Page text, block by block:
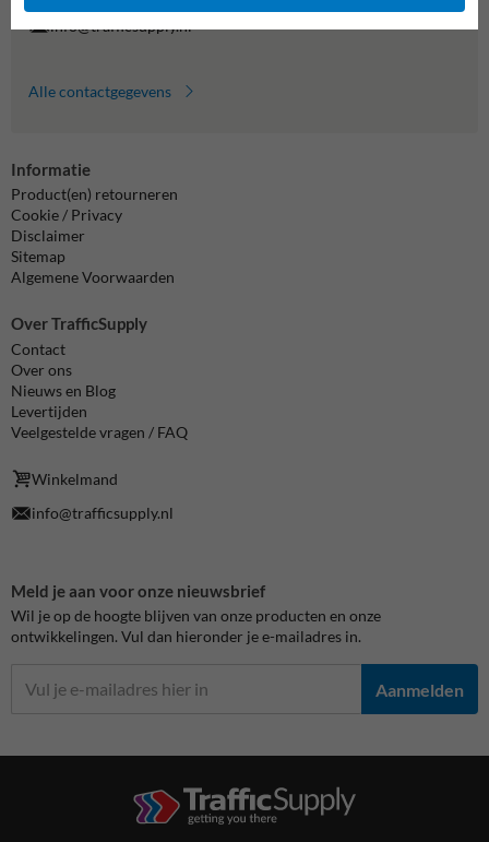
info@trafficsupply.nl
Alle contactgegevens
Informatie
Product(en) retourneren
Cookie / Privacy
Disclaimer
Sitemap
Algemene Voorwaarden
Over TrafficSupply
Contact
Over ons
Nieuws en Blog
Levertijden
Veelgestelde vragen / FAQ
Winkelmand
info@trafficsupply.nl
Meld je aan voor onze nieuwsbrief
Wil je op de hoogte blijven van onze producten en onze
ontwikkelingen. Vul dan hieronder je e-mailadres in.
Aanmelden